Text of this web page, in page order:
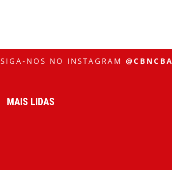
SIGA-NOS NO INSTAGRAM @CBNCBA
MAIS LIDAS